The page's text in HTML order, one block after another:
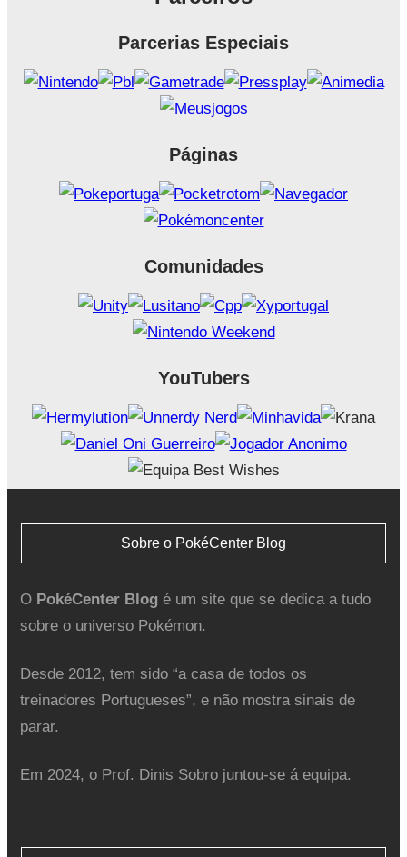
Parcerias Especiais
Páginas
Comunidades
YouTubers
Sobre o PokéCenter Blog
O PokéCenter Blogé um site que se dedica a tudo
sobre o universo Pokémon.
Desde 2012, tem sido “a casa de todos os
treinadores Portugueses”, e não mostra sinais de
parar.
Em 2024, o Prof. Dinis Sobro juntou-se á equipa.